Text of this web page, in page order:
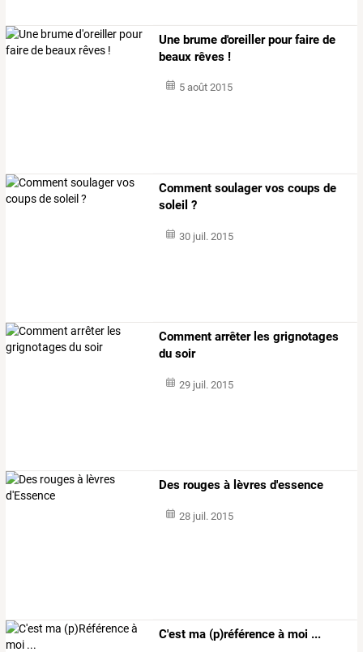
Une brume d'oreiller pour faire de
beaux rêves !
5 août 2015
Comment soulager vos coups de
soleil ?
30 juil. 2015
Comment arrêter les grignotages
du soir
29 juil. 2015
Des rouges à lèvres d'essence
28 juil. 2015
C'est ma (p)référence à moi ...